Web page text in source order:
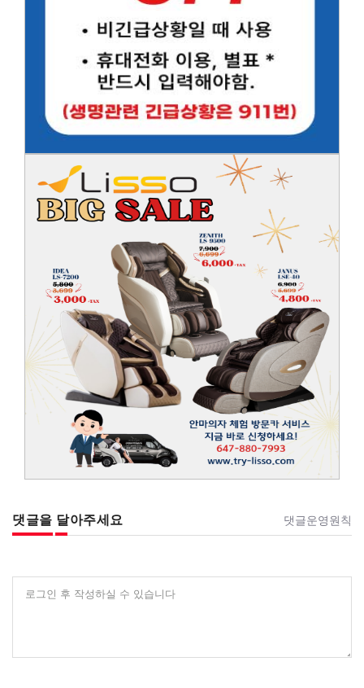
댓글을 달아주세요 댓글운영원칙
로그인 후 작성하실 수 있습니다